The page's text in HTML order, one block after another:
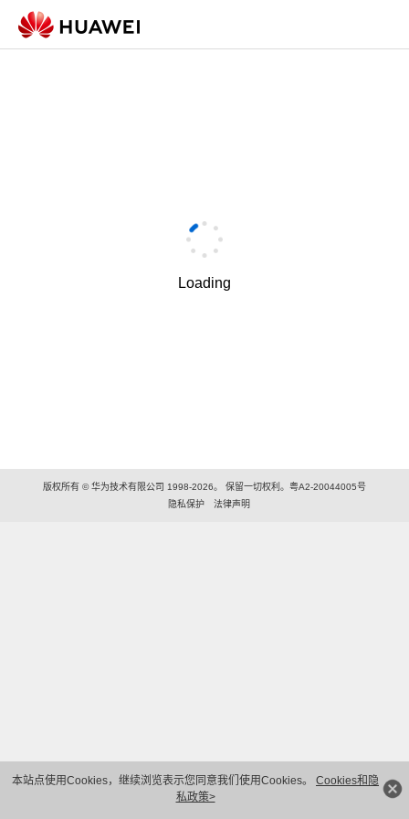
本站点使用Cookies，继续浏览表示您同意我们使用Cookies。 Cookies和隐
私政策>
Loading
版权所有 © 华为技术有限公司 1998-2026。 保留一切权利。粤A2-20044005号
隐私保护
法律声明